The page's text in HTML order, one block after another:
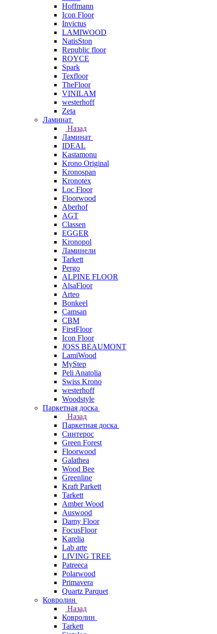
Hoffmann
Icon Floor
Invictus
LAMIWOOD
NatisSton
Republic floor
ROYCE
Spark
Texfloor
TheFloor
VINILAM
westerhoff
Zeta
Ламинат
Назад
Ламинат
IDEAL
Kastamonu
Krono Original
Kronospan
Kronotex
Loc Floor
Floorwood
Aberhof
AGT
Classen
EGGER
Kronopol
Ламинели
Tarkett
Pergo
ALPINE FLOOR
AlsaFloor
Arteo
Bonkeel
Camsan
CBM
FirstFloor
Icon Floor
JOSS BEAUMONT
LamiWood
MyStep
Peli Anatolia
Swiss Krono
westerhoff
Woodstyle
Паркетная доска
Назад
Паркетная доска
Синтерос
Green Forest
Floorwood
Galathea
Wood Bee
Greenline
Kraft Parkett
Tarkett
Amber Wood
Auswood
Damy Floor
FocusFloor
Karelia
Lab arte
LIVING TREE
Patreeca
Polarwood
Primavera
Quartz Parquet
Ковролин
Назад
Ковролин
Tarkett